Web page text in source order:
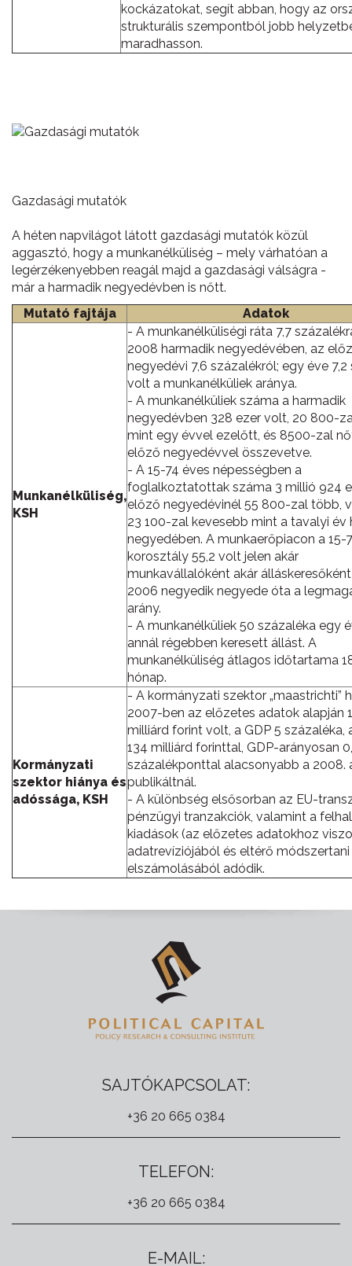
kockázatokat, segít abban, hogy az
strukturális szempontból jobb
maradhasson.
Gazdasági mutatók
A héten napvilágot látott gazdasági mutatók közül
aggasztó, hogy a munkanélküliség – mely várhatóan a
legérzékenyebben reagál majd a gazdasági válságra -
már a harmadik negyedévben is nőtt.
Mutató fajtája
Adatok
Munkanélküliség,
KSH
- A munkanélküliségi ráta 7,7
2008 harmadik negyedévében, az
negyedévi 7,6 százalékról; egy éve 7,2
volt a munkanélküliek aránya.
- A munkanélküliek száma a harmadik
negyedévben 328 ezer volt, 20 800-
mint egy évvel ezelőtt, és 8500-zal
előző negyedévvel összevetve.
- A 15-74 éves népességben a
foglalkoztatottak száma 3 millió 924
előző negyedévinél 55 800-zal több,
23 100-zal kevesebb mint a tavalyi év
negyedében. A munkaerőpiacon a 15-
korosztály 55,2 volt jelen akár
munkavállalóként akár
2006 negyedik negyede óta a
arány.
- A munkanélküliek 50 százaléka egy
annál régebben keresett állást. A
munkanélküliség átlagos időtartama
hónap.
Kormányzati
szektor hiánya és
adóssága, KSH
- A kormányzati szektor „maastrichti”
2007-ben az előzetes adatok alapján
milliárd forint volt, a GDP 5 százaléka,
134 milliárd forinttal, GDP-arányosan
százalékponttal alacsonyabb a 2008.
publikáltnál.
- A különbség elsősorban az EU-
pénzügyi tranzakciók, valamint a
kiadások (az előzetes adatokhoz
adatrevíziójából és eltérő módszertani
elszámolásából adódik.
SAJTÓKAPCSOLAT:
+36 20 665 0384
TELEFON:
+36 20 665 0384
E-MAIL: